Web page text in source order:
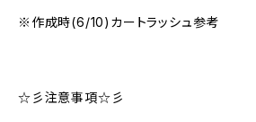
※作成時(6/10)カートラッシュ参考
☆彡注意事項☆彡